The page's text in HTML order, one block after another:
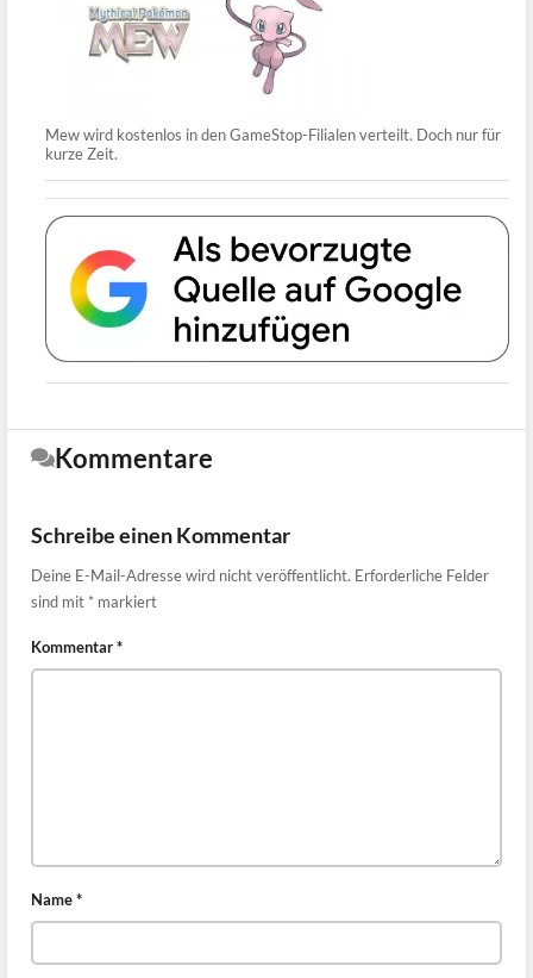
Mew wird kostenlos in den GameStop-Filialen verteilt. Doch nur für
kurze Zeit.
Kommentare
Schreibe einen Kommentar
Deine E-Mail-Adresse wird nicht veröffentlicht. Erforderliche Felder
sind mit * markiert
Kommentar*
Name*